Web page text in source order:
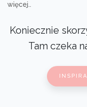
więcej..
Koniecznie
Tam czeka